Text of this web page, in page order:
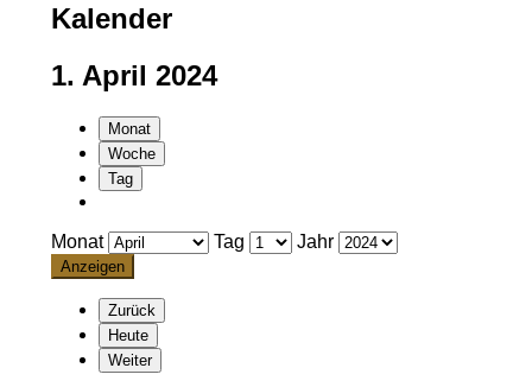
Kalender
1. April 2024
Monat
Woche
Tag
Monat Tag Jahr
Zurück
Heute
Weiter